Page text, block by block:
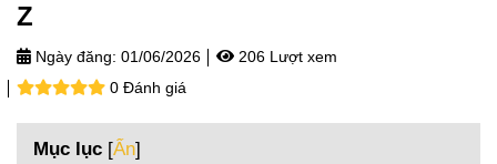
Z
Ngày đăng: 01/06/2026
206 Lượt xem
0 Đánh giá
Mục lục [Ẩn]